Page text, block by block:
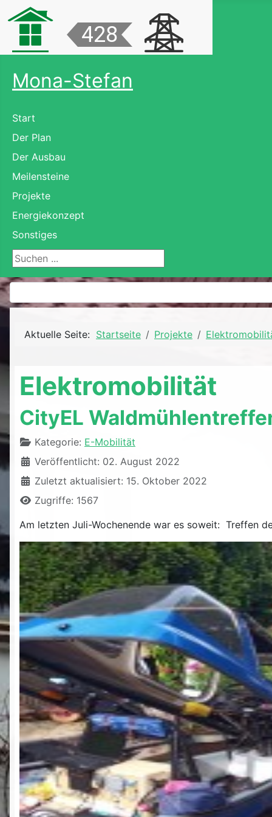
Mona-Stefan
Start
Der Plan
Der Ausbau
Meilensteine
Projekte
Energiekonzept
Sonstiges
Suchen ...
Aktuelle Seite: Startseite Projekte
Elektromobilität
CityEL
DetailsKategorie: E-Mobilität
Veröffentlicht: 02. August 2022
Zuletzt aktualisiert: 15. Oktober 2022
Zugriffe: 1567
Am letzten Juli-Wochenende war es soweit: Treffen